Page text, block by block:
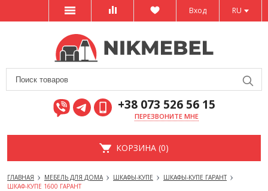
RU
Вход
+38 073 526 56 15
ПЕРЕЗВОНИТЕ МНЕ
КОРЗИНА (0)
ГЛАВНАЯ МЕБЕЛЬ ДЛЯ ДОМА ШКАФЫ-КУПЕ
ШКАФЫ-КУПЕ ГАРАНТ
ШКАФ-КУПЕ 1600 ГАРАНТ